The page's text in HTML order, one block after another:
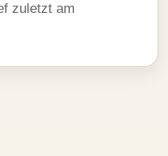
zuletzt am